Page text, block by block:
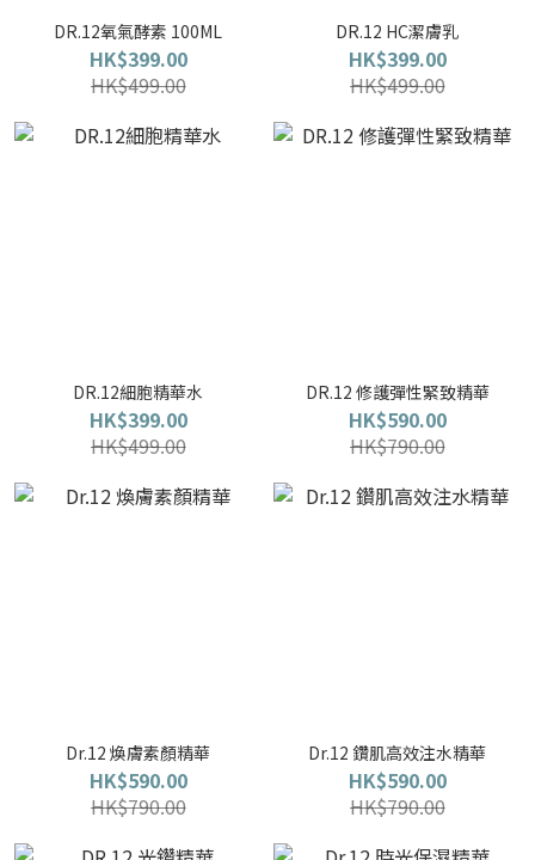
DR.12氧氣酵素 100ML
HK$399.00
HK$499.00
DR.12 HC潔膚乳
HK$399.00
HK$499.00
DR.12細胞精華水
HK$399.00
HK$499.00
DR.12 修護彈性緊致精華
HK$590.00
HK$790.00
Dr.12 煥膚素顏精華
HK$590.00
HK$790.00
Dr.12 鑽肌高效注水精華
HK$590.00
HK$790.00